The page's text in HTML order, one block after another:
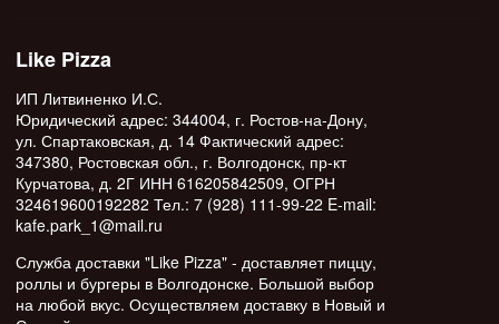
Like Pizza
ИП Литвиненко И.С.
Юридический адрес: 344004, г. Ростов-на-Дону,
ул. Спартаковская, д. 14 Фактический адрес:
347380, Ростовская обл., г. Волгодонск, пр-кт
Курчатова, д. 2Г ИНН 616205842509, ОГРН
324619600192282 Тел.: 7 (928) 111-99-22 E-mail:
kafe.park_1@mail.ru
Служба доставки "Like Pizza" - доставляет пиццу,
роллы и бургеры в Волгодонске. Большой выбор
на любой вкус. Осуществляем доставку в Новый и